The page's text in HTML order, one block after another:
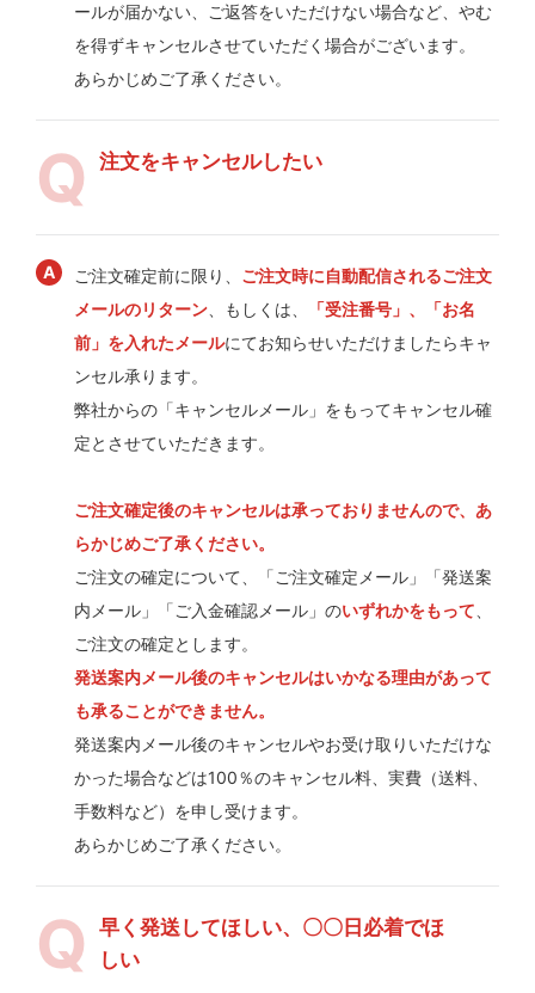
ールが届かない、ご返答をいただけない場合など、やむ
を得ずキャンセルさせていただく場合がございます。
あらかじめご了承ください。
注文をキャンセルしたい
ご注文確定前に限り、 ご注文時に自動配信されるご注文
メールのリターン 、もしくは、
「受注番号」、「お名
前」を入れたメールにてお知らせいただけましたらキャ
ンセル承ります。
弊社からの「キャンセルメール」をもってキャンセル確
定とさせていただきます。
ご注文確定後のキャンセルは承っておりませんので、あ
らかじめご了承ください。
ご注文の確定について、「ご注文確定メール」「発送案
内メール」「ご入金確認メール」のいずれかをもって
ご注文の確定とします。
発送案内メール後のキャンセルはいかなる理由があって
も承ることができません。
発送案内メール後のキャンセルやお受け取りいただけな
かった場合などは100％のキャンセル料、実費（送料、
手数料など）を申し受けます。
あらかじめご了承ください。
早く発送してほしい、〇〇日必着でほ
しい